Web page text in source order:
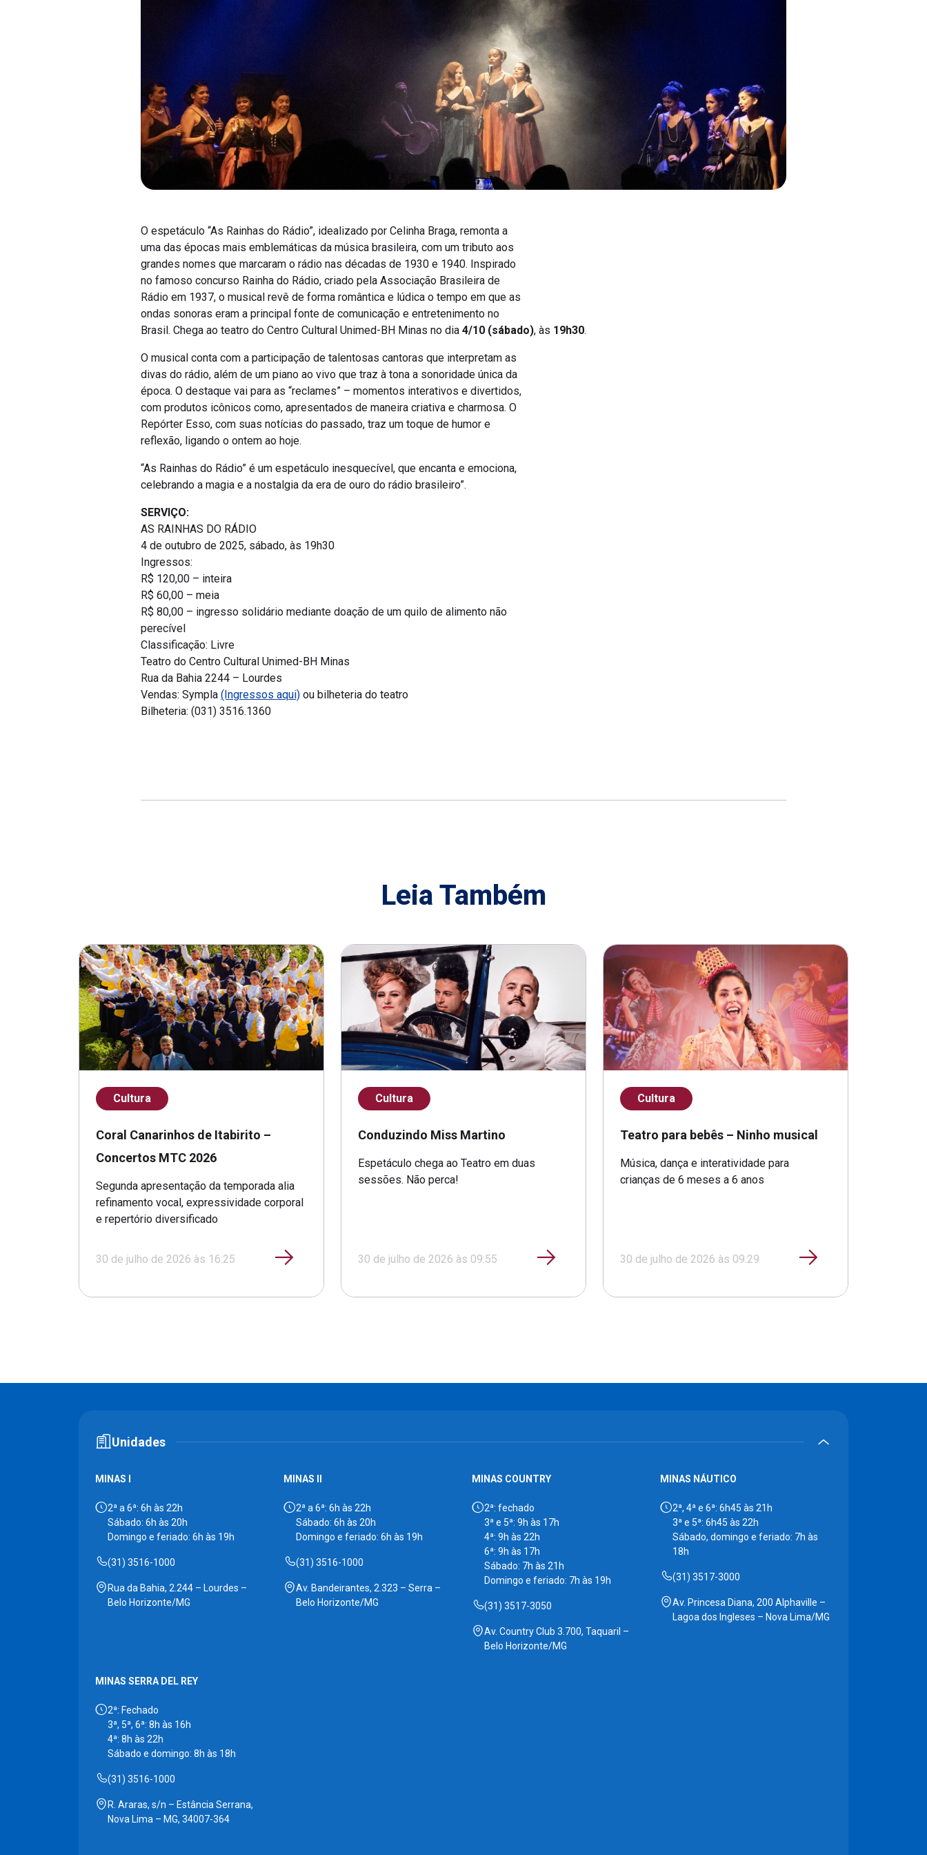
O espetáculo “As Rainhas do Rádio”, idealizado por Celinha Braga, remonta a
uma das épocas mais emblemáticas da música brasileira, com um tributo aos
grandes nomes que marcaram o rádio nas décadas de 1930 e 1940. Inspirado
no famoso concurso Rainha do Rádio, criado pela Associação Brasileira de
Rádio em 1937, o musical revê de forma romântica e lúdica o tempo em que as
ondas sonoras eram a principal fonte de comunicação e entretenimento no
Brasil. Chega ao teatro do Centro Cultural Unimed-BH Minas no dia 4/10 (sábado), às 19h30.
O musical conta com a participação de talentosas cantoras que interpretam as
divas do rádio, além de um piano ao vivo que traz à tona a sonoridade única da
época. O destaque vai para as “reclames” – momentos interativos e divertidos,
com produtos icônicos como, apresentados de maneira criativa e charmosa. O
Repórter Esso, com suas notícias do passado, traz um toque de humor e
reflexão, ligando o ontem ao hoje.
“As Rainhas do Rádio” é um espetáculo inesquecível, que encanta e emociona,
celebrando a magia e a nostalgia da era de ouro do rádio brasileiro”.
SERVIÇO:
AS RAINHAS DO RÁDIO
4 de outubro de 2025, sábado, às 19h30
Ingressos:
R$ 120,00 – inteira
R$ 60,00 – meia
R$ 80,00 – ingresso solidário mediante doação de um quilo de alimento não
perecível
Classificação: Livre
Teatro do Centro Cultural Unimed-BH Minas
Rua da Bahia 2244 – Lourdes
Vendas: Sympla (Ingressos aqui) ou bilheteria do teatro
Bilheteria: (031) 3516.1360
Leia Também
Cultura
Coral Canarinhos de Itabirito –
Concertos MTC 2026
Segunda apresentação da temporada alia
refinamento vocal, expressividade corporal
e repertório diversificado
30 de julho de 2026 às 16:25
Cultura
Conduzindo Miss Martino
Espetáculo chega ao Teatro em duas
sessões. Não perca!
30 de julho de 2026 às 09:55
Cultura
Teatro para bebês – Ninho musical
Música, dança e interatividade para
crianças de 6 meses a 6 anos
30 de julho de 2026 às 09:29
Unidades
MINAS I
2ª a 6ª: 6h às 22h
Sábado: 6h às 20h
Domingo e feriado: 6h às 19h
(31) 3516-1000
Rua da Bahia, 2.244 – Lourdes –
Belo Horizonte/MG
MINAS II
2ª a 6ª: 6h às 22h
Sábado: 6h às 20h
Domingo e feriado: 6h às 19h
(31) 3516-1000
Av. Bandeirantes, 2.323 – Serra –
Belo Horizonte/MG
MINAS COUNTRY
2ª: fechado
3ª e 5ª: 9h às 17h
4ª: 9h às 22h
6ª: 9h às 17h
Sábado: 7h às 21h
Domingo e feriado: 7h às 19h
(31) 3517-3050
Av. Country Club 3.700, Taquaril –
Belo Horizonte/MG
MINAS NÁUTICO
2ª, 4ª e 6ª: 6h45 às 21h
3ª e 5ª: 6h45 às 22h
Sábado, domingo e feriado: 7h às
18h
(31) 3517-3000
Av. Princesa Diana, 200 Alphaville –
Lagoa dos Ingleses – Nova Lima/MG
MINAS SERRA DEL REY
2ª: Fechado
3ª, 5ª, 6ª: 8h às 16h
4ª: 8h às 22h
Sábado e domingo: 8h às 18h
(31) 3516-1000
R. Araras, s/n – Estância Serrana,
Nova Lima – MG, 34007-364